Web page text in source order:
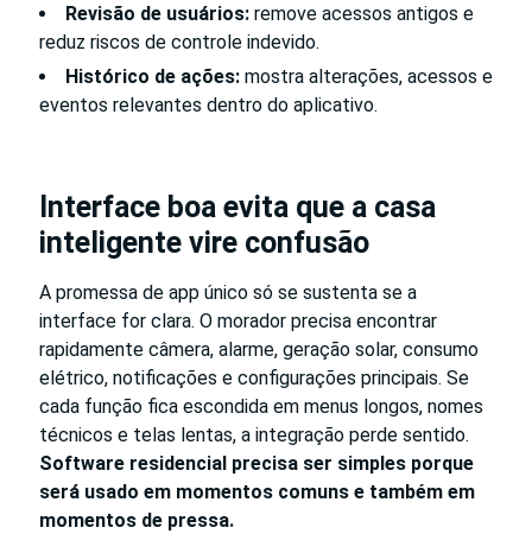
Revisão de usuários: remove acessos antigos e
reduz riscos de controle indevido.
Histórico de ações: mostra alterações, acessos e
eventos relevantes dentro do aplicativo.
Interface boa evita que a casa
inteligente vire confusão
A promessa de app único só se sustenta se a
interface for clara. O morador precisa encontrar
rapidamente câmera, alarme, geração solar, consumo
elétrico, notificações e configurações principais. Se
cada função fica escondida em menus longos, nomes
técnicos e telas lentas, a integração perde sentido.
Software residencial precisa ser simples porque
será usado em momentos comuns e também em
momentos de pressa.